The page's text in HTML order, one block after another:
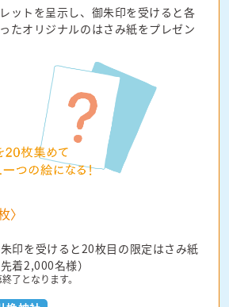
ットを呈示し、 御朱印を受けると各
たオリジナルのはさみ紙をプレゼン
〉
印を受けると20枚目の限定はさみ紙
着2,000名様）
了となります。